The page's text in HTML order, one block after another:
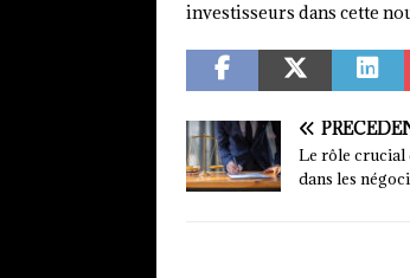
investisseurs dans cette
Le rôle crucial
dans les